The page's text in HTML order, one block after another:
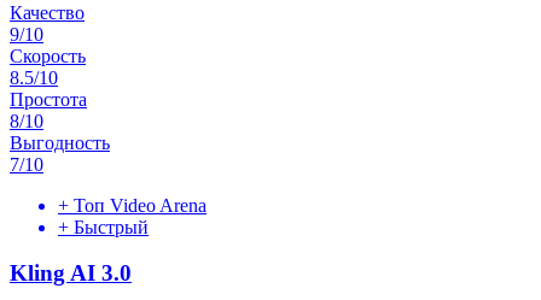
Качество
9/10
Скорость
8.5/10
Простота
8/10
Выгодность
7/10
+ Топ Video Arena
+ Быстрый
Kling AI 3.0